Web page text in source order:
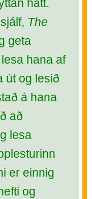
hátt.
The
geta
hana af
út og lesið
á hana
að
lesa
er einnig
og